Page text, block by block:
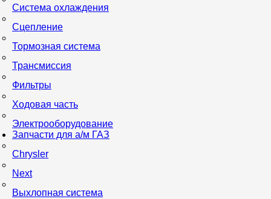
Система охлаждения
Сцепление
Тормозная система
Трансмиссия
Фильтры
Ходовая часть
Электрооборудование
Запчасти для а/м ГАЗ
Chrysler
Next
Выхлопная система